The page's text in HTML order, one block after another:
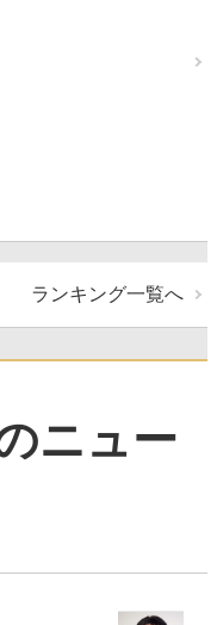
ランキング一覧へ
ニュー